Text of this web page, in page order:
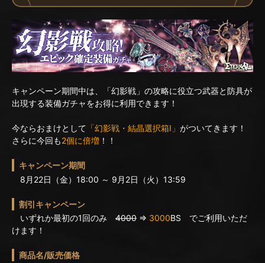
キャンペーン期間中は、「幻影戦」の攻略に役立つ武器と防具が
出現する装備ガチャをお得に利用できます！
今ならおまけとして 「幻影戦・結晶選択箱I」 がついてきます！
さらに今回も2個に倍増 ！！
キャンペーン期間
8月22日（金）18:00 ～ 9月2日（火）13:59
割引キャンペーン
いずれか最初の1回のみ 4000 ⇒ 3000BS でご利用いただ
けます！
商品名/販売価格